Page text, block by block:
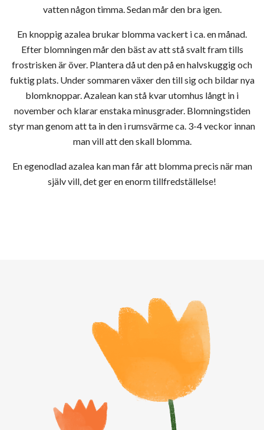
vatten någon timma. Sedan mår den bra igen.
En knoppig azalea brukar blomma vackert i ca. en månad.
Efter blomningen mår den bäst av att stå svalt fram tills
frostrisken är över. Plantera då ut den på en halvskuggig och
fuktig plats. Under sommaren växer den till sig och bildar nya
blomknoppar. Azalean kan stå kvar utomhus långt in i
november och klarar enstaka minusgrader. Blomningstiden
styr man genom att ta in den i rumsvärme ca. 3-4 veckor innan
man vill att den skall blomma.
En egenodlad azalea kan man får att blomma precis när man
själv vill, det ger en enorm tillfredställelse!